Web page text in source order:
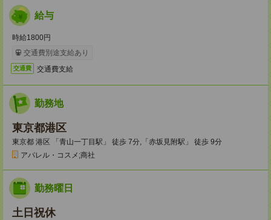
給与
時給1800円
交通費別途支給あり
交通費 交通費支給
勤務地
東京都港区
東京都 港区 「青山一丁目駅」 徒歩 7分,「赤坂見附駅」 徒歩 9分
アパレル・コスメ;商社
勤務曜日
土日祝休